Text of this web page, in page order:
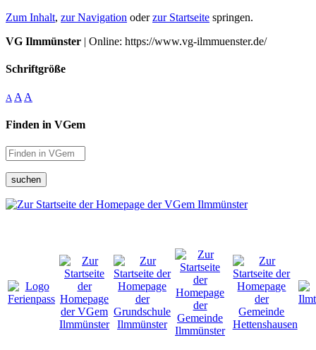
Zum Inhalt, zur Navigation oderzur Startseite springen.
VG Ilmmünster | Online: https://www.vg-ilmmuenster.de/
Schriftgröße
A A A
Finden in VGem
suchen